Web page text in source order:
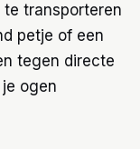
transporteren
petje of een
tegen directe
ogen